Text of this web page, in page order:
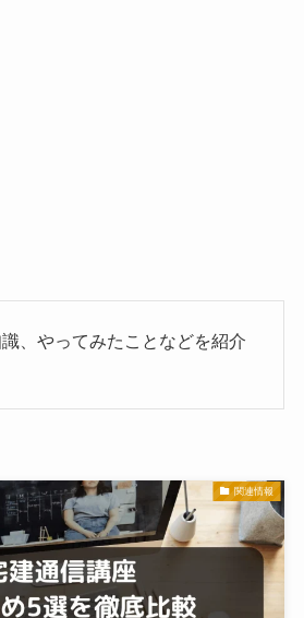
、やってみたことなどを紹介
関連情報